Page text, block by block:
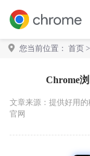
您当前位置： 首页 >
Chrome
文章来源： 提供好用的
官网